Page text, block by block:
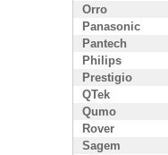
Orro
Panasonic
Pantech
Philips
Prestigio
QTek
Qumo
Rover
Sagem